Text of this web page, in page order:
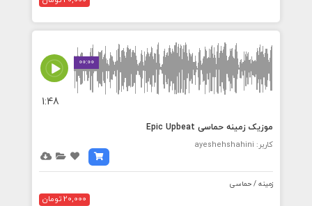
00:00
1:48
موزیک زمینه حماسی Epic Upbeat
کاربر: ayeshehshahini
زمینه / حماسی
20,000 تومان